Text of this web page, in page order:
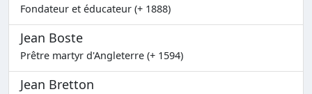
Fondateur et éducateur (+ 1888)
Jean Boste
Prêtre martyr d'Angleterre (+ 1594)
Jean Bretton